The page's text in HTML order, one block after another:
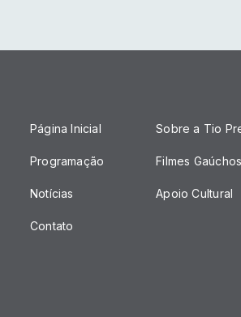
Página Inicial
Programação
Notícias
Contato
Sobre a Tio
Filmes Gaúchos
Apoio Cultural